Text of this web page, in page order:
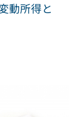
動所得と